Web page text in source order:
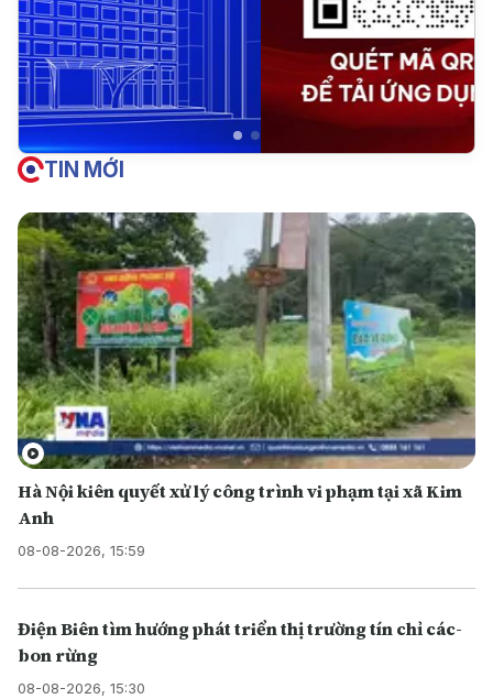
TIN MỚI
Hà Nội kiên quyết xử lý công trình vi phạm tại xã Kim
Anh
08-08-2026, 15:59
Điện Biên tìm hướng phát triển thị trường tín chỉ các-
bon rừng
08-08-2026, 15:30